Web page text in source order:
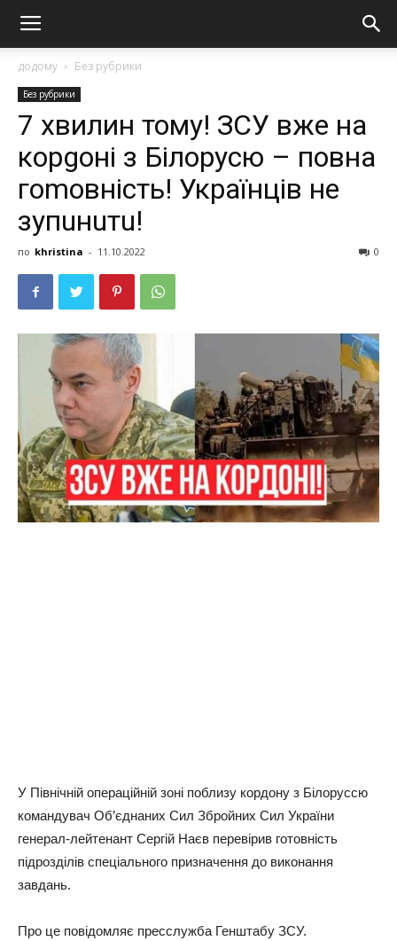
додому Без рубрики
Без рубрики
7 хвилин тому! ЗСУ вже на
корgоні з Білорусю – повна
гоmовність! Українців не
зупuнuтu!
по khristina - 11.10.2022 0
У Північній операційній зоні поблизу кордону з Білоруссю
командувач Об’єднаних Сил Збройних Сил України
генерал-лейтенант Сергій Наєв перевірив готовність
підрозділів спеціального призначення до виконання
завдань.
Про це повідомляє пресслужба Генштабу ЗСУ.